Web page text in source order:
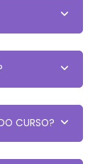
CURSO?